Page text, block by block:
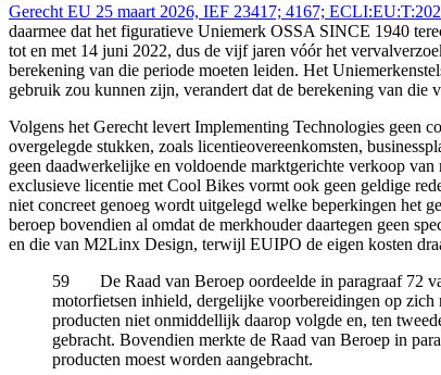
Gerecht EU 25 maart 2026, IEF 23417; 4167;
daarmee dat het figuratieve Uniemerk OSSA SINCE 1940
tot en met 14 juni 2022, dus de vijf jaren vóór het
berekening van die periode moeten leiden. Het
gebruik zou kunnen zijn, verandert dat de berekening van die
Volgens het Gerecht levert Implementing Technologies geen
overgelegde stukken, zoals licentieovereenkomsten,
geen daadwerkelijke en voldoende marktgerichte verkoop
exclusieve licentie met Cool Bikes vormt ook geen geldige
niet concreet genoeg wordt uitgelegd welke beperkingen het
beroep bovendien al omdat de merkhouder daartegen geen
en die van M2Linx Design, terwijl EUIPO de eigen kosten
59 De Raad van Beroep oordeelde in paragraaf 72
motorfietsen inhield, dergelijke voorbereidingen op
producten niet onmiddellijk daarop volgde en, ten
gebracht. Bovendien merkte de Raad van Beroep in
producten moest worden aangebracht.